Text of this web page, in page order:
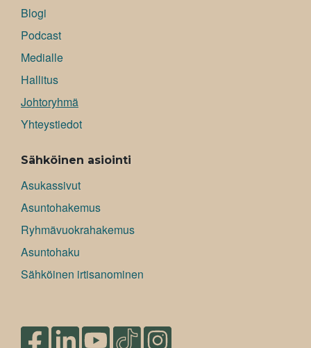
Blogi
Podcast
Medialle
Hallitus
Johtoryhmä
Yhteystiedot
Sähköinen asiointi
Asukassivut
Asuntohakemus
Ryhmävuokrahakemus
Asuntohaku
Sähköinen irtisanominen